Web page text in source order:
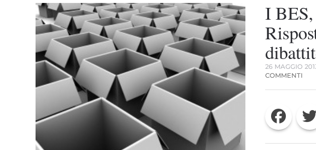
I
26 MAGGIO
COMMENTI
E
LE